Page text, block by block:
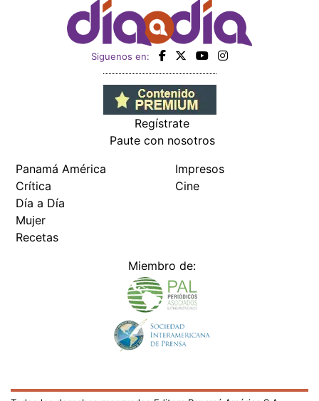
Siguenos en:
Regístrate
Paute con nosotros
Panamá América
Crítica
Día a Día
Mujer
Recetas
Impresos
Cine
Miembro de: